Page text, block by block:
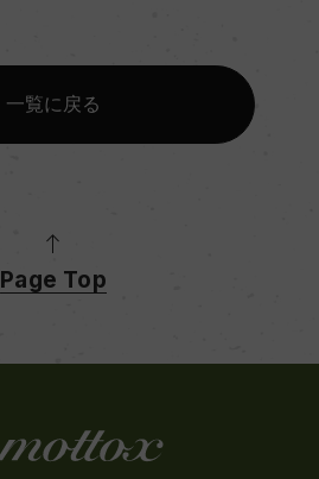
一覧に戻る
Page Top